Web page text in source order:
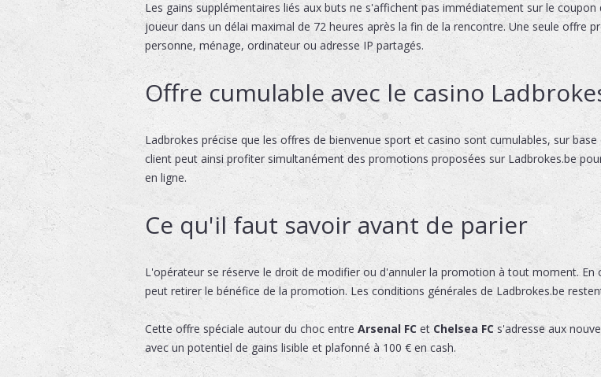
Les gains supplémentaires liés aux buts ne s'affichent pas immédiatement sur le
joueur dans un délai maximal de 72 heures après la fin de la rencontre. Une seule offre
personne, ménage, ordinateur ou adresse IP partagés.
Offre cumulable avec le casino
Ladbrokes précise que les offres de bienvenue sport et casino sont cumulables, sur
client peut ainsi profiter simultanément des promotions proposées sur Ladbrokes.be
en ligne.
Ce qu'il faut savoir avant de parier
L'opérateur se réserve le droit de modifier ou d'annuler la promotion à tout moment.
peut retirer le bénéfice de la promotion. Les conditions générales de Ladbrokes.be
Cette offre spéciale autour du choc entre Arsenal FCet Chelsea FCs'adresse aux
avec un potentiel de gains lisible et plafonné à 100 € en cash.